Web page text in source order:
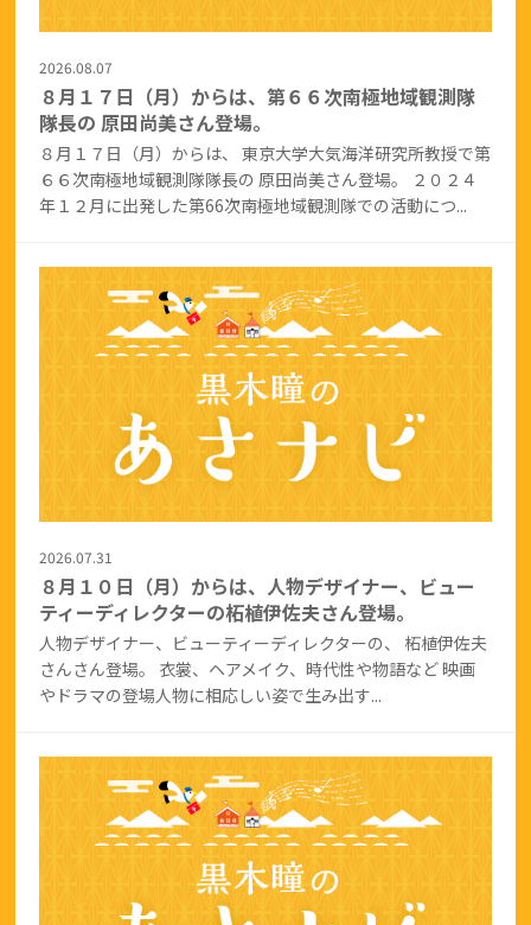
2026.08.07
８月１７日（月）からは、第６６次南極地域観測隊
隊長の 原田尚美さん登場。
８月１７日（月）からは、 東京大学大気海洋研究所教授で第
６６次南極地域観測隊隊長の 原田尚美さん登場。 ２０２４
年１２月に出発した第66次南極地域観測隊での活動につ...
2026.07.31
８月１０日（月）からは、人物デザイナー、ビュー
ティーディレクターの柘植伊佐夫さん登場。
人物デザイナー、ビューティーディレクターの、 柘植伊佐夫
さんさん登場。 衣裳、ヘアメイク、時代性や物語など 映画
やドラマの登場人物に相応しい姿で生み出す...